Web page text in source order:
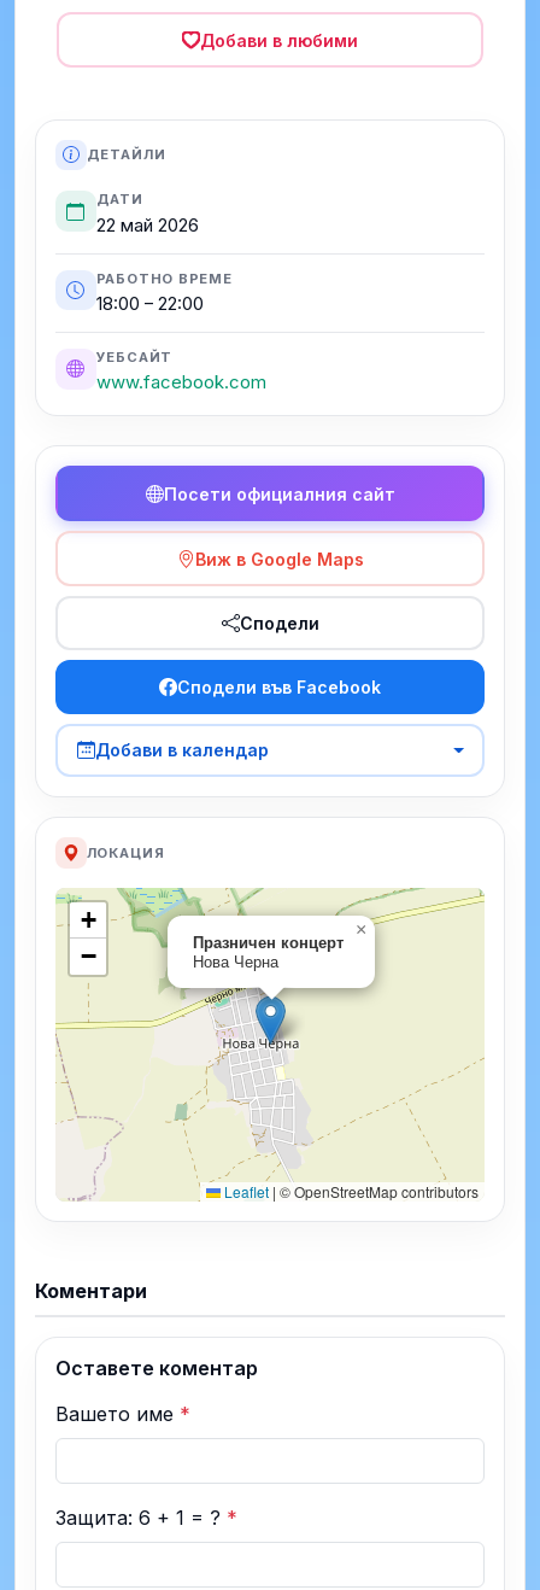
Добави в любими
ДЕТАЙЛИ
ДАТИ
22 май 2026
РАБОТНО ВРЕМЕ
18:00 – 22:00
УЕБСАЙТ
www.facebook.com
Посети официалния сайт
Виж в Google Maps
Сподели
Сподели във Facebook
Добави в календар
ЛОКАЦИЯ
Празничен концерт
Нова Черна
×
+
−
Leaflet | © OpenStreetMap contributors
Коментари
Оставете коментар
Вашето име *
Защита: 6 + 1 = ? *